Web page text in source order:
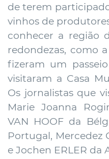
de terem
vinhos de
conhecer a região
redondezas, como
fizeram um
visitaram a Casa
Os jornalistas que
Marie Joanna
VAN HOOF da
Portugal, Mercedez
e Jochen ERLER da